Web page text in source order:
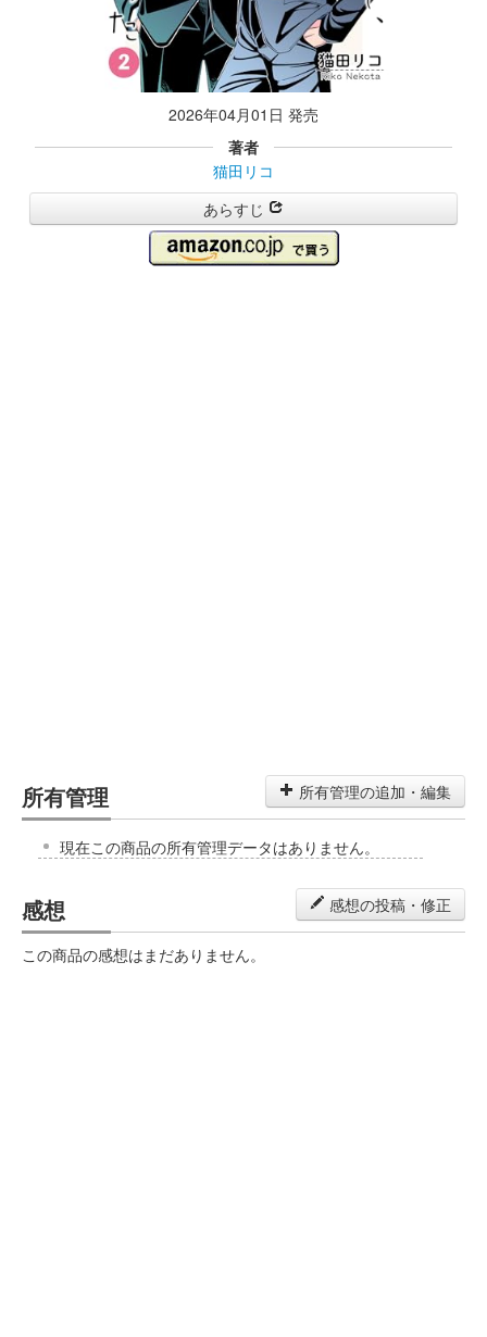
2026年04月01日 発売
著者
猫田リコ
あらすじ
所有管理 所有管理の追加・編集
現在この商品の所有管理データはありません。
感想 感想の投稿・修正
この商品の感想はまだありません。